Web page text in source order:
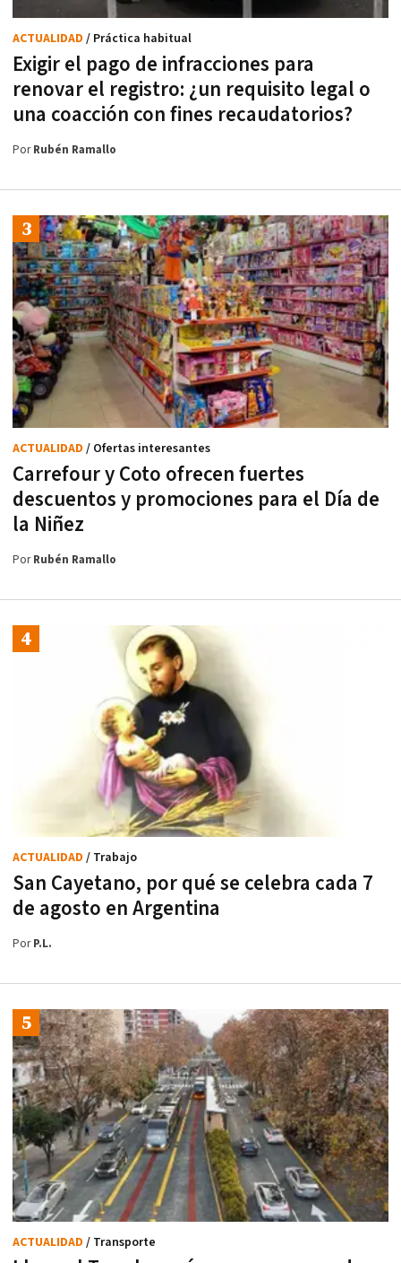
Exigir el pago de infracciones para
renovar el registro: ¿un requisito legal o
una coacción con fines recaudatorios?
ACTUALIDAD / Práctica habitual
PorRubén Ramallo
Carrefour y Coto ofrecen fuertes
descuentos y promociones para el Día de
la Niñez
ACTUALIDAD / Ofertas interesantes
PorRubén Ramallo
San Cayetano, por qué se celebra cada 7
de agosto en Argentina
ACTUALIDAD / Trabajo
PorP.L.
ACTUALIDAD / Transporte